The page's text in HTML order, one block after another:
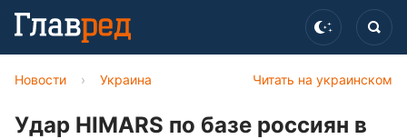
Читать на украинском
Новости › Украина
Удар HIMARS по базе россиян в